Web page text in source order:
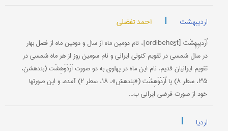
اردیبهشت | احمد تفضلی
اُرْدیبِهِشْت [ordībehešt]، نام دومین ماه از سال و دومین ماه از فصل بهار
در سال شمسی در تقویم کنونی ایرانی و نام سومین روز از هر ماه شمسی در
تقویم ایرانیان قدیم. نام این ماه در پهلوی به دو صورت اَرْدْوَهِشْت (بندهشن،
۳۵، سطر ۸) یا اُرْدْوَهِشْت («بندهش»، ۱۸، سطر ۲) آمده، و این صورتها
خود از صورت فرضی ایرانی ب...
اردیا |